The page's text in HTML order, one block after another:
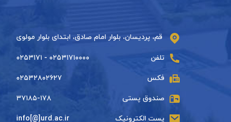
قم، پردیسان، بلوار امام صادق، ابتدای بلوار مولوی
تلفن ۰۲۵۳۱۷۱۰۰۰۰ - ۰۲۵۳۱۷۱
فکس ۰۲۵۳۲۸۰۲۶۲۷
صندوق پستی ۳۷۱۸۵-۱۷۸
پست الکترونیک info[@]urd.ac.ir